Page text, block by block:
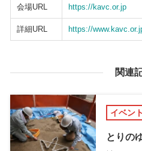
会場URL https://kavc.or.jp
詳細URL https://
関連
イベント
とりの